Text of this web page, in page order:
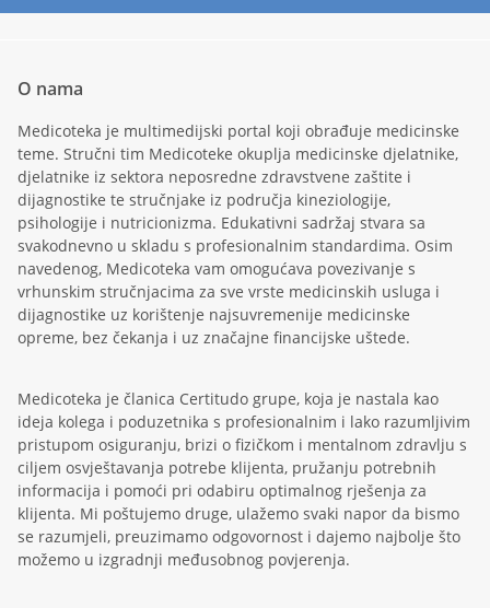
O nama
Medicoteka je multimedijski portal koji obrađuje medicinske
teme. Stručni tim Medicoteke okuplja medicinske djelatnike,
djelatnike iz sektora neposredne zdravstvene zaštite i
dijagnostike te stručnjake iz područja kineziologije,
psihologije i nutricionizma. Edukativni sadržaj stvara sa
svakodnevno u skladu s profesionalnim standardima. Osim
navedenog, Medicoteka vam omogućava povezivanje s
vrhunskim stručnjacima za sve vrste medicinskih usluga i
dijagnostike uz korištenje najsuvremenije medicinske
opreme, bez čekanja i uz značajne financijske uštede.
Medicoteka je članica Certitudo grupe, koja je nastala kao
ideja kolega i poduzetnika s profesionalnim i lako razumljivim
pristupom osiguranju, brizi o fizičkom i mentalnom zdravlju s
ciljem osvještavanja potrebe klijenta, pružanju potrebnih
informacija i pomoći pri odabiru optimalnog rješenja za
klijenta. Mi poštujemo druge, ulažemo svaki napor da bismo
se razumjeli, preuzimamo odgovornost i dajemo najbolje što
možemo u izgradnji međusobnog povjerenja.